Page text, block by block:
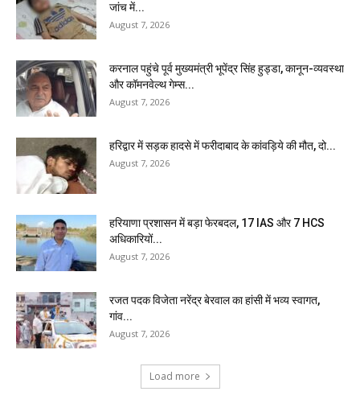
जांच में...
August 7, 2026
करनाल पहुंचे पूर्व मुख्यमंत्री भूपेंद्र सिंह हुड्डा, कानून-व्यवस्था
और कॉमनवेल्थ गेम्स...
August 7, 2026
हरिद्वार में सड़क हादसे में फरीदाबाद के कांवड़िये की मौत, दो...
August 7, 2026
हरियाणा प्रशासन में बड़ा फेरबदल, 17 IAS और 7 HCS
अधिकारियों...
August 7, 2026
रजत पदक विजेता नरेंद्र बेरवाल का हांसी में भव्य स्वागत,
गांव...
August 7, 2026
Load more